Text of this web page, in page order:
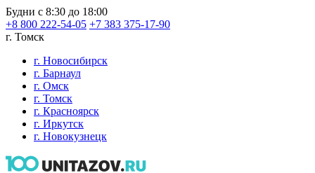
Будни с 8:30 до 18:00
+8 800 222-54-05 +7 383 375-17-90
г. Томск
г. Новосибирск
г. Барнаул
г. Омск
г. Томск
г. Красноярск
г. Иркутск
г. Новокузнецк